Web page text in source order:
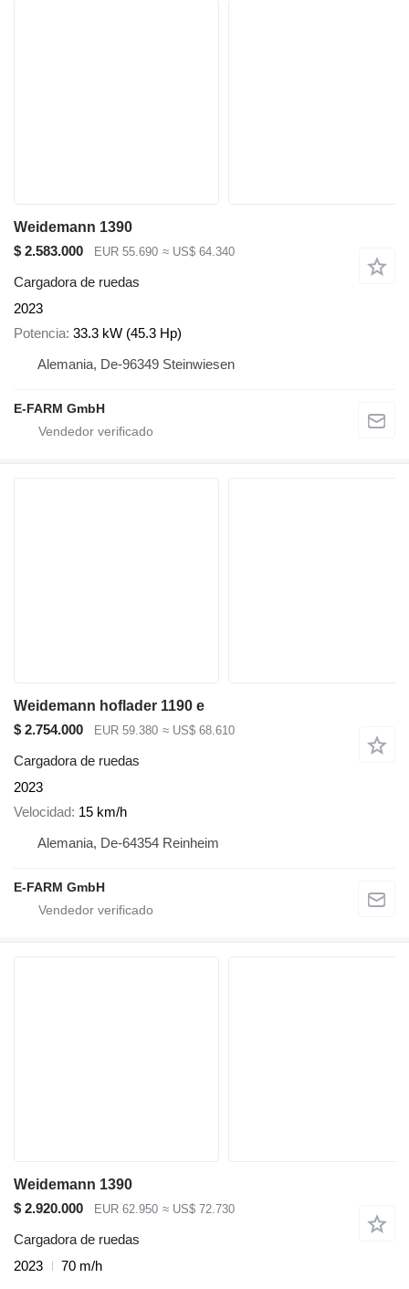
Weidemann 1390
$ 2.583.000
EUR 55.690 ≈ US$ 64.340
Cargadora de ruedas
2023
Potencia 33.3 kW (45.3 Hp)
Alemania, De-96349 Steinwiesen
E-FARM GmbH
Weidemann hoflader 1190 e
$ 2.754.000
EUR 59.380 ≈ US$ 68.610
Cargadora de ruedas
2023
Velocidad 15 km/h
Alemania, De-64354 Reinheim
E-FARM GmbH
Weidemann 1390
$ 2.920.000
EUR 62.950 ≈ US$ 72.730
Cargadora de ruedas
2023
70 m/h